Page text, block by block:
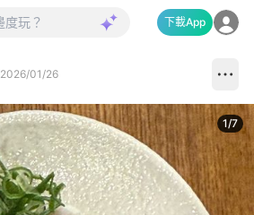
下載App
2026/01/26
1/7